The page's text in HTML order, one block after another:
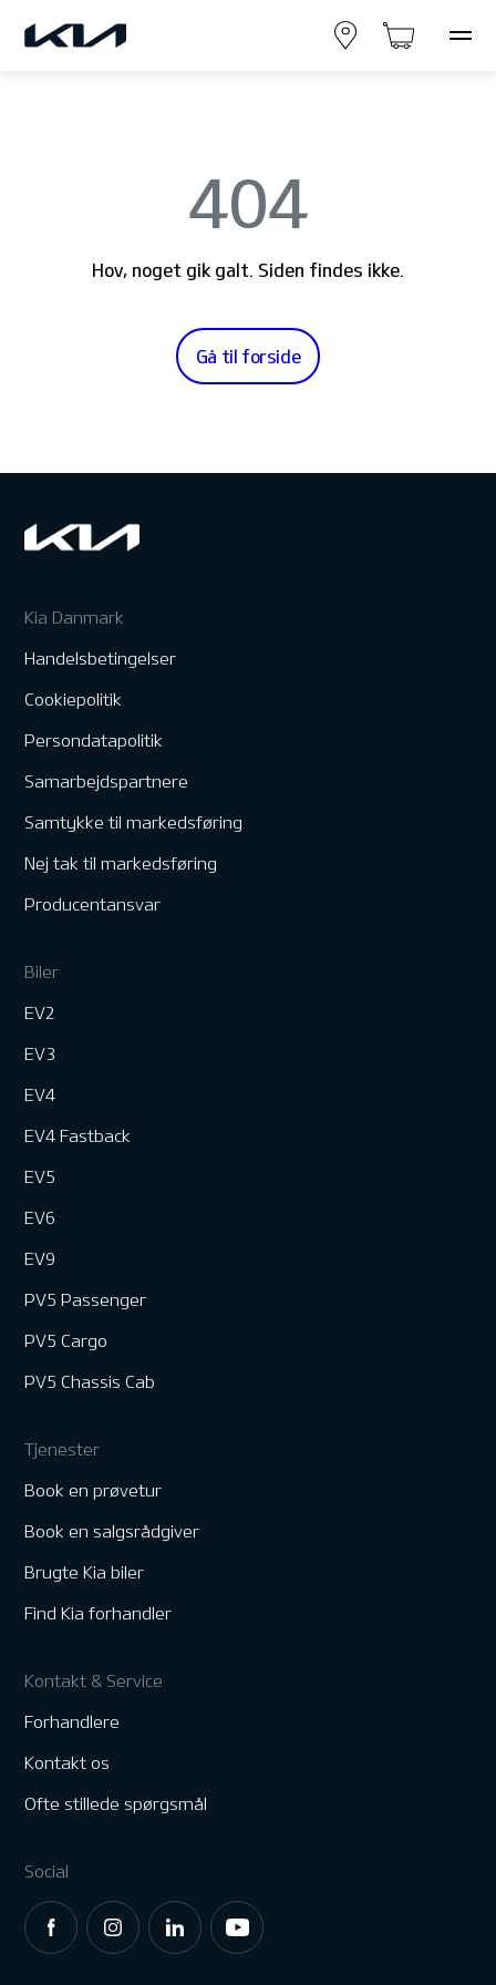
404
Hov, noget gik galt. Siden findes ikke.
Gå til forside
Kia Danmark
Handelsbetingelser
Cookiepolitik
Persondatapolitik
Samarbejdspartnere
Samtykke til markedsføring
Nej tak til markedsføring
Producentansvar
Biler
EV2
EV3
EV4
EV4 Fastback
EV5
EV6
EV9
PV5 Passenger
PV5 Cargo
PV5 Chassis Cab
Tjenester
Book en prøvetur
Book en salgsrådgiver
Brugte Kia biler
Find Kia forhandler
Kontakt & Service
Forhandlere
Kontakt os
Ofte stillede spørgsmål
Social